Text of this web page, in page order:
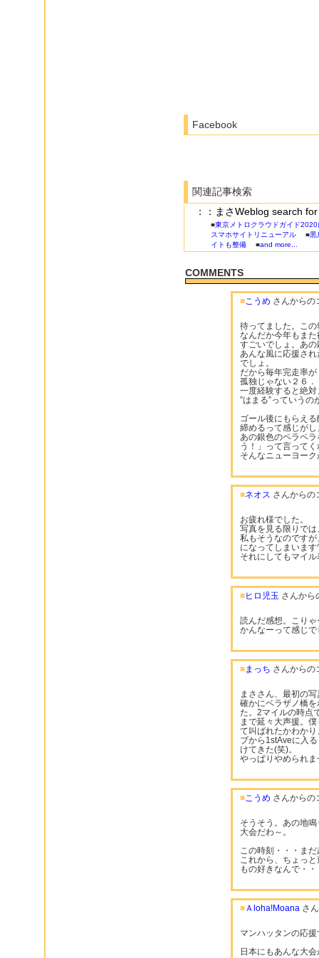
Facebook
関連記事検索
：：まさWeblog search
■東京メトロクラウドガイド2020
スマホサイトリニューアル ■黒
イトも整備 ■and more...
COMMENTS
■こうめ さんからの
待ってました。この
なんだか今年もま
すごいでしょ。あ
あんな風に応援さ
でしょ。
だから毎年完走率
孤独じゃない２６
一度経験すると絶
”はまる”っていう
ゴール後にもらえ
締めるって感じがし
あの銀色のペラペ
う！」って言って
そんなニューヨー
■ネオス さんからの
お疲れ様でした。
写真を見る限りで
私もそうなのです
になってしまいま
それにしてもマイ
■ヒロ児玉 さんから
読んだ感想。こり
かんなーって感じ
■まっち さんからの
まささん、最初の
確かにベラザノ橋
た。2マイルの時点
まで延々大声援。
て叫ばれたかわか
ブから1stAveに入
けてきた(笑)。
やっぱりやめられ
■こうめ さんからの
そうそう。あの地
大会だわ～。
この時刻・・・ま
これから、ちょっ
もの好きなんで・・
■Ａloha!Moana さ
マンハッタンの応
日本にもあんな大